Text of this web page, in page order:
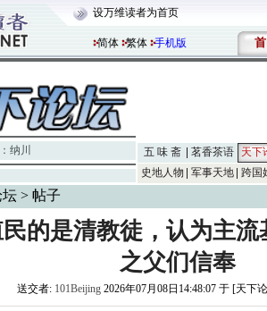
设万维读者为首页
简体 繁体 手机版 首
纳川 五 味 斋 茗香茶语
天下
史地人物
军事天地 跨国
坛 > 帖子
的是清教徒，认为主
之父们信奉
送交者: 101Beijing2026年07月08日14:48:07 于 [天下